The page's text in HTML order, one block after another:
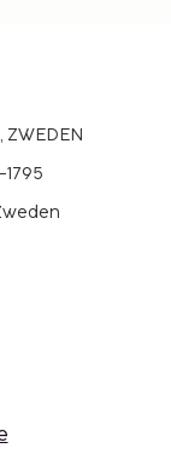
de
ZWEDEN